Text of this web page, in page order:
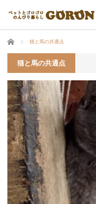
ホーム 猫と馬の共通点
猫と馬の共通点